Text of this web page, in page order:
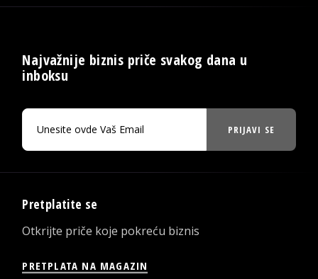
Najvažnije biznis priče svakog dana u
inboksu
PRIJAVI SE
Pretplatite se
Otkrijte priče koje pokreću biznis
PRETPLATA NA MAGAZIN